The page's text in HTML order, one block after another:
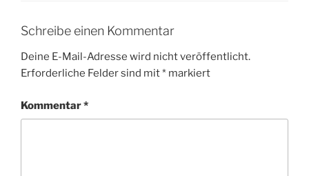
Schreibe einen Kommentar
Deine E-Mail-Adresse wird nicht veröffentlicht.
Erforderliche Felder sind mit* markiert
Kommentar*